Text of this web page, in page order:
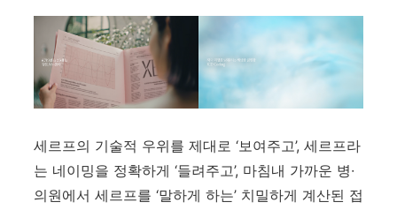
세르프의 기술적 우위를 제대로 ‘보여주고’, 세르프라
는 네이밍을 정확하게 ‘들려주고’, 마침내 가까운 병∙
의원에서 세르프를 ‘말하게 하는’ 치밀하게 계산된 접